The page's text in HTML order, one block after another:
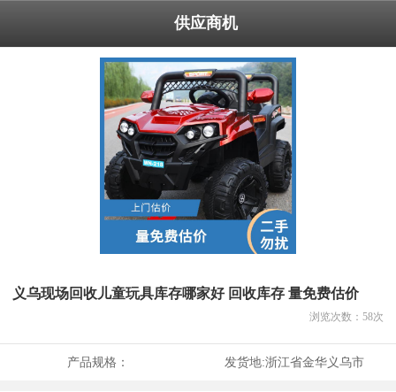
供应商机
义乌现场回收儿童玩具库存哪家好 回收库存 量免费估价
浏览次数： 58次
产品规格： 发货地:浙江省金华义乌市